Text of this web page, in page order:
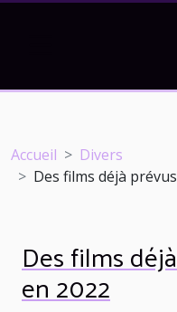
Accueil
Divers
Des films déjà
Des films
en 2022